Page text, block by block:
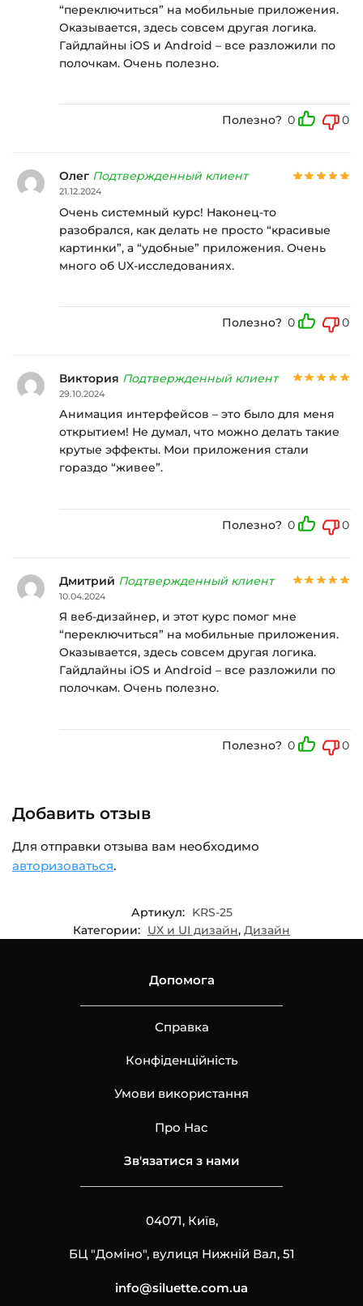
“переключиться” на мобильные приложения.
Оказывается, здесь совсем другая логика.
Гайдлайны iOS и Android – все разложили по
полочкам. Очень полезно.
Полезно? 0 0
Олег Подтвержденный клиент
21.12.2024
Очень системный курс! Наконец-то
разобрался, как делать не просто “красивые
картинки”, а “удобные” приложения. Очень
много об UX-исследованиях.
Полезно? 0 0
Виктория Подтвержденный клиент
29.10.2024
Анимация интерфейсов – это было для меня
открытием! Не думал, что можно делать такие
крутые эффекты. Мои приложения стали
гораздо “живее”.
Полезно? 0 0
Дмитрий Подтвержденный клиент
10.04.2024
Я веб-дизайнер, и этот курс помог мне
“переключиться” на мобильные приложения.
Оказывается, здесь совсем другая логика.
Гайдлайны iOS и Android – все разложили по
полочкам. Очень полезно.
Полезно? 0 0
Добавить отзыв
Для отправки отзыва вам необходимо
авторизоваться.
Артикул: KRS-25
Категории: UX и UI дизайн, Дизайн
Допомога
Справка
Конфіденційність
Умови використання
Про Нас
Зв'язатися з нами
04071, Київ,
БЦ "Доміно", вулиця Нижній Вал, 51
info@siluette.com.ua